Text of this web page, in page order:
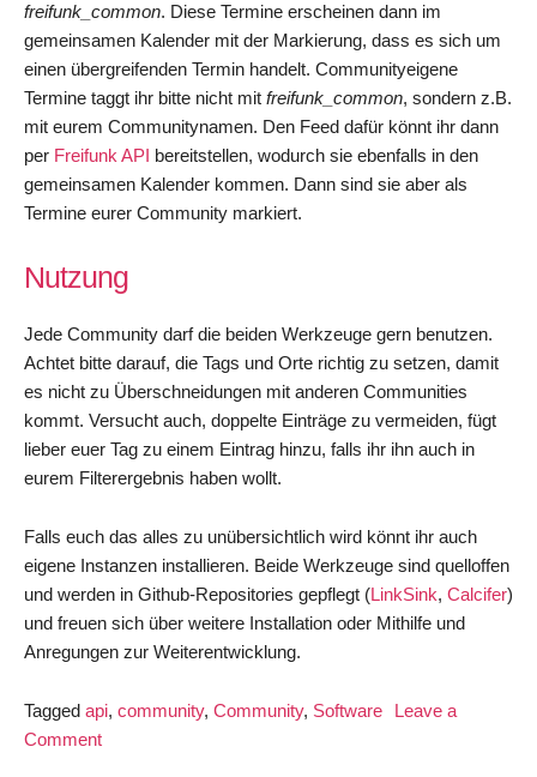
freifunk_common. Diese Termine erscheinen dann im
gemeinsamen Kalender mit der Markierung, dass es sich um
einen übergreifenden Termin handelt. Communityeigene
Termine taggt ihr bitte nicht mit freifunk_common, sondern z.B.
mit eurem Communitynamen. Den Feed dafür könnt ihr dann
per Freifunk API bereitstellen, wodurch sie ebenfalls in den
gemeinsamen Kalender kommen. Dann sind sie aber als
Termine eurer Community markiert.
Nutzung
Jede Community darf die beiden Werkzeuge gern benutzen.
Achtet bitte darauf, die Tags und Orte richtig zu setzen, damit
es nicht zu Überschneidungen mit anderen Communities
kommt. Versucht auch, doppelte Einträge zu vermeiden, fügt
lieber euer Tag zu einem Eintrag hinzu, falls ihr ihn auch in
eurem Filterergebnis haben wollt.
Falls euch das alles zu unübersichtlich wird könnt ihr auch
eigene Instanzen installieren. Beide Werkzeuge sind quelloffen
und werden in Github-Repositories gepflegt (LinkSink, Calcifer)
und freuen sich über weitere Installation oder Mithilfe und
Anregungen zur Weiterentwicklung.
Tagged api, community, Community, Software
Leave a
Commenton